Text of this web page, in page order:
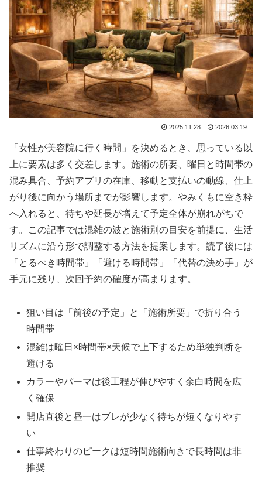
2025.11.28 2026.03.19
「女性が美容院に行く時間」を決めるとき、思っている以
上に要素は多く交差します。施術の所要、曜日と時間帯の
混み具合、予約アプリの在庫、移動と支払いの動線、仕上
がり後に向かう場所までが影響します。やみくもに空き枠
へ入れると、待ちや延長が増えて予定全体が崩れがちで
す。この記事では混雑の波と施術別の目安を前提に、生活
リズムに沿う形で調整する方法を提案します。読了後には
「とるべき時間帯」「避ける時間帯」「代替の決め手」が
手元に残り、次回予約の確度が高まります。
狙い目は「前後の予定」と「施術所要」で折り合う
時間帯
混雑は曜日×時間帯×天候で上下するため単独判断を
避ける
カラーやパーマは後工程が伸びやすく余白時間を広
く確保
開店直後と昼一はブレが少なく待ちが短くなりやす
い
仕事終わりのピークは短時間施術向きで長時間は非
推奨